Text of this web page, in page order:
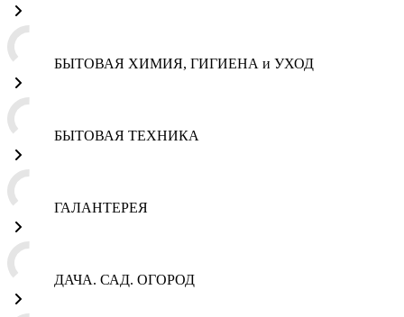
БЫТОВАЯ ХИМИЯ, ГИГИЕНА и УХОД
БЫТОВАЯ ТЕХНИКА
ГАЛАНТЕРЕЯ
ДАЧА. САД. ОГОРОД